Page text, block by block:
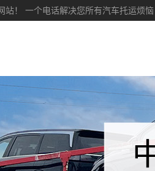
站！ 一个电话解决您所有汽车托运烦